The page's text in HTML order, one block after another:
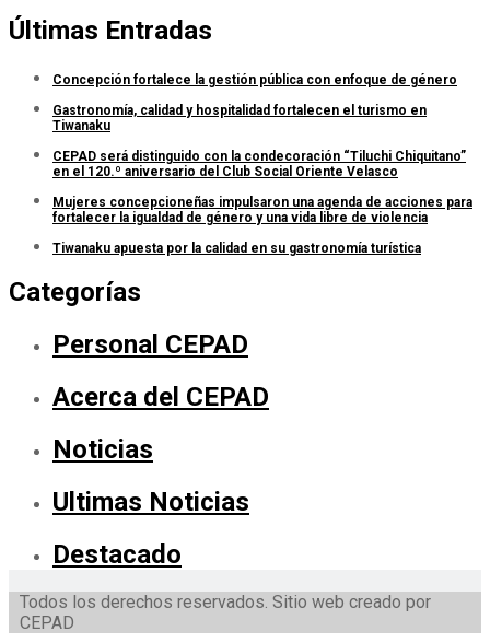
Últimas Entradas
Concepción fortalece la gestión pública con enfoque de género
Gastronomía, calidad y hospitalidad fortalecen el turismo en
Tiwanaku
CEPAD será distinguido con la condecoración “Tiluchi Chiquitano”
en el 120.º aniversario del Club Social Oriente Velasco
Mujeres concepcioneñas impulsaron una agenda de acciones para
fortalecer la igualdad de género y una vida libre de violencia
Tiwanaku apuesta por la calidad en su gastronomía turística
Categorías
Personal CEPAD
Acerca del CEPAD
Noticias
Ultimas Noticias
Destacado
Todos los derechos reservados. Sitio web creado por
CEPAD